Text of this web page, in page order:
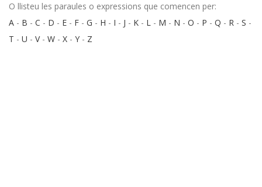
O llisteu les paraules o expressions que comencen per:
A - B - C - D - E - F - G - H - I - J - K - L - M - N - O - P - Q - R - S -
T - U - V- W - X - Y - Z